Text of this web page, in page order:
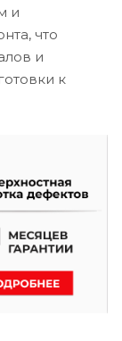
и
что
и
к